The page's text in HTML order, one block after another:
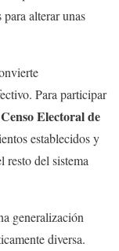
alterar unas
Para participar
Censo Electoral de
establecidos y
resto del sistema
generalización
diversa.